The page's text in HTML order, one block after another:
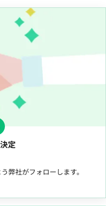
定
弊社がフォローします。